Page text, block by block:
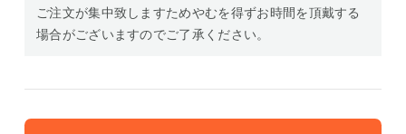
ご注文が集中致しますためやむを得ずお時間を頂戴する
場合がございますのでご了承ください。